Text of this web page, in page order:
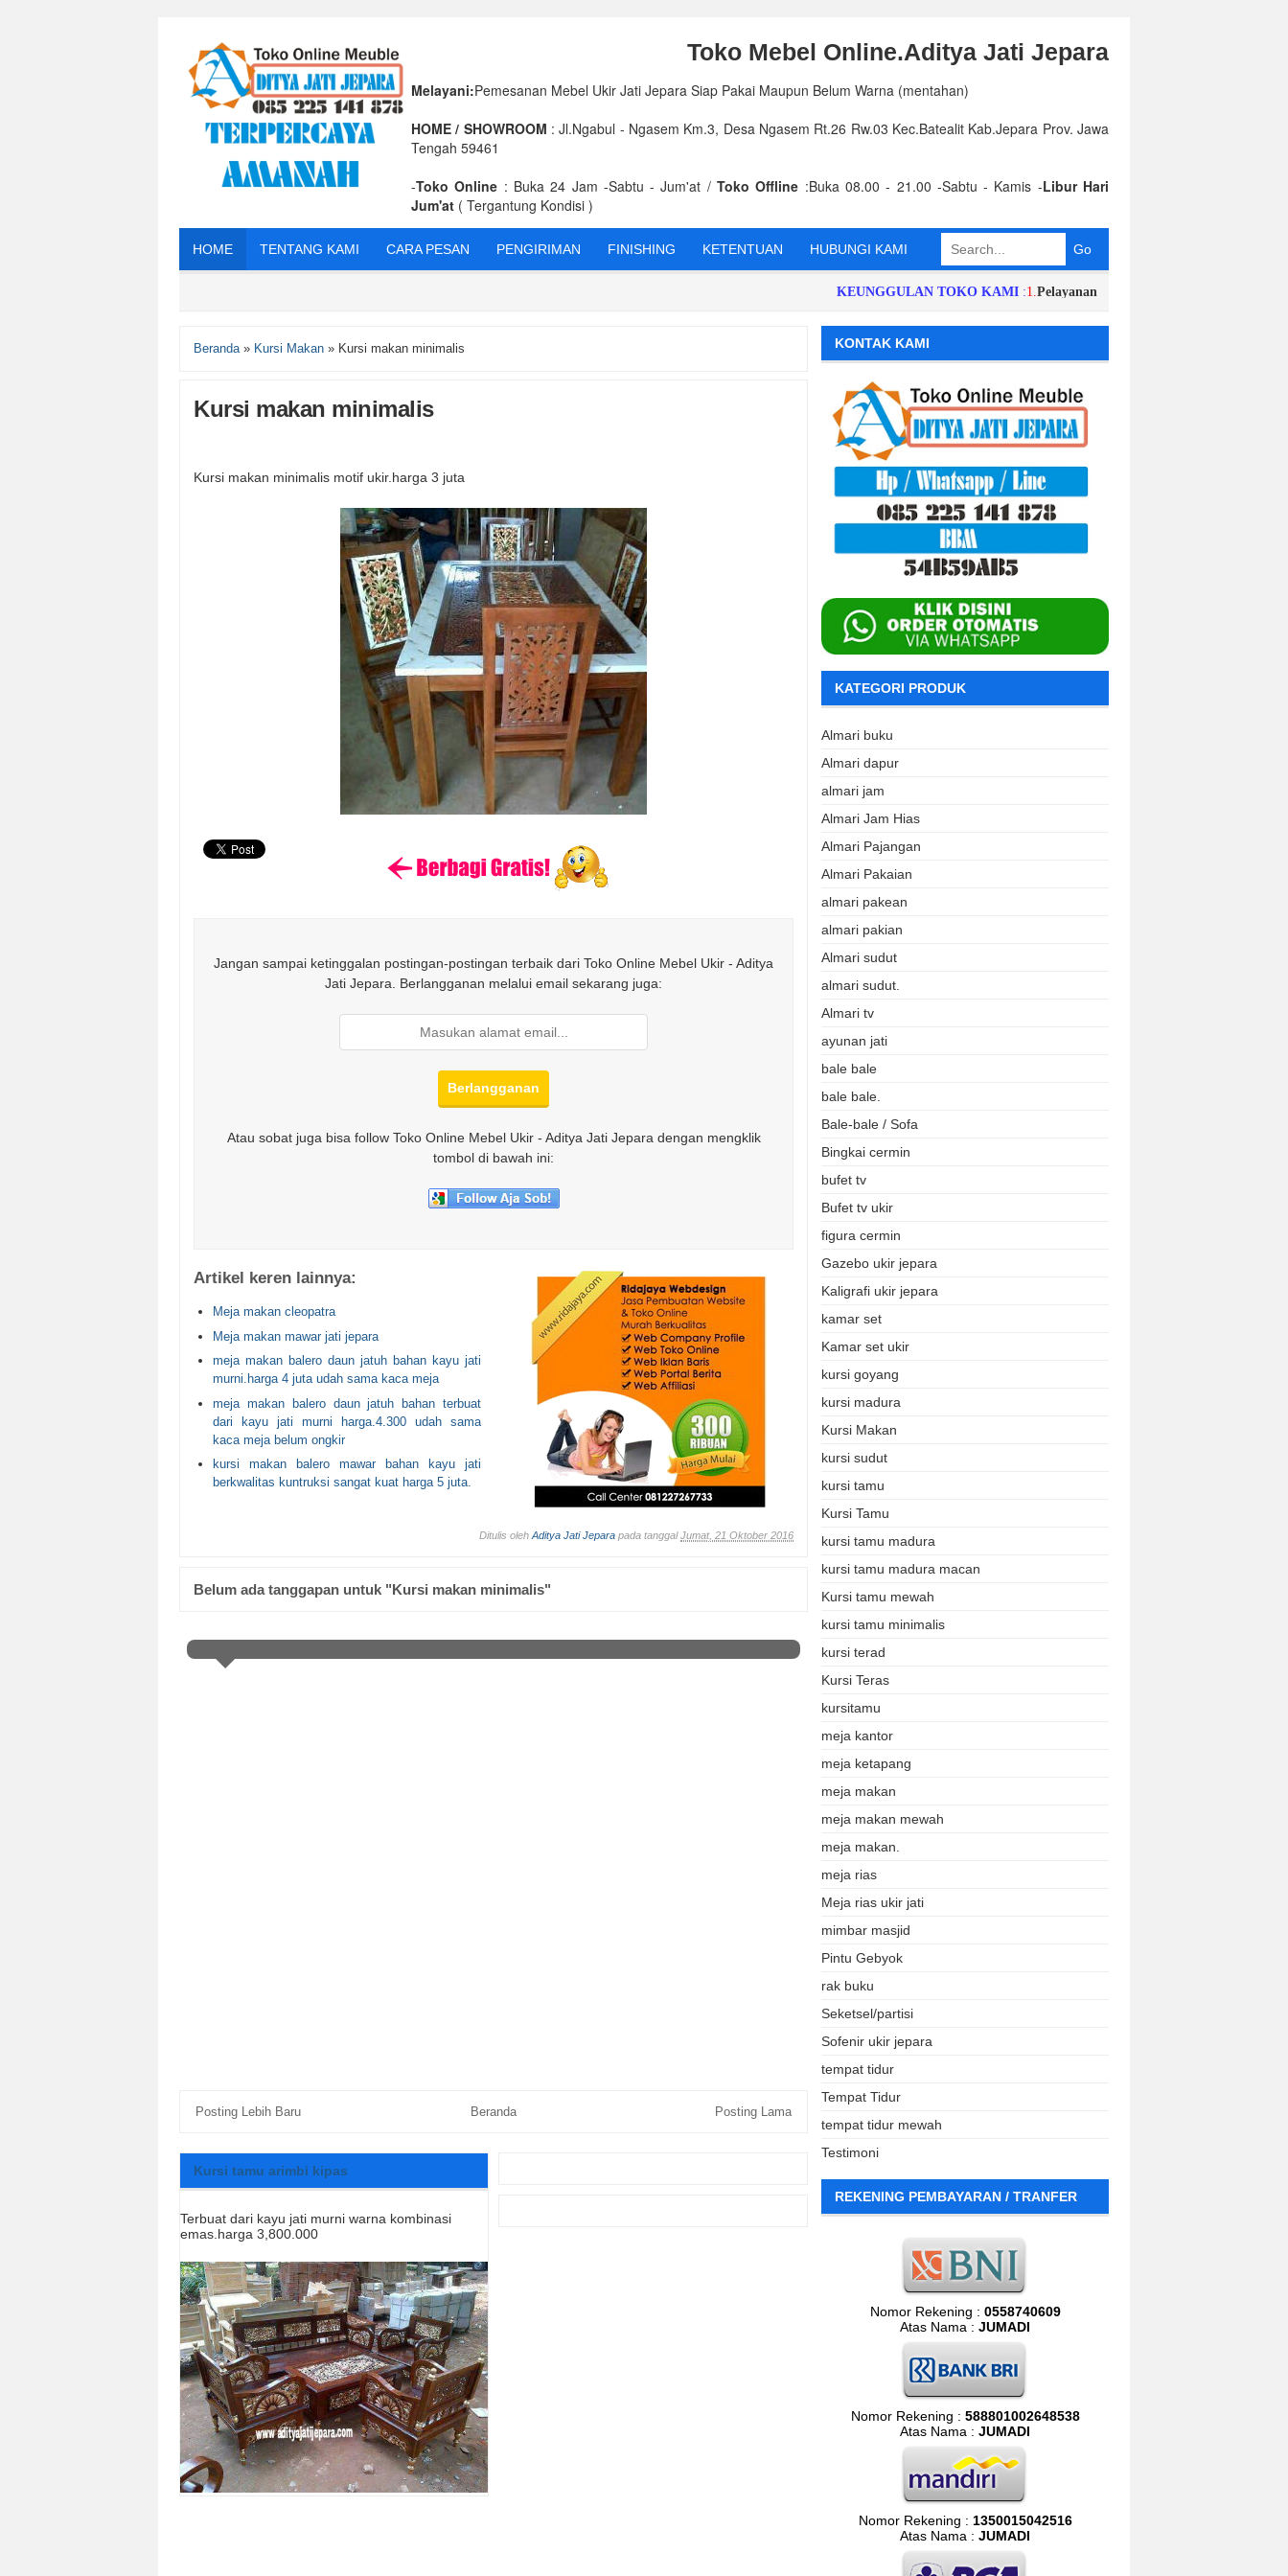
Toko Mebel Online.Aditya Jati Jepara
Melayani:Pemesanan Mebel Ukir Jati Jepara Siap Pakai Maupun Belum Warna (mentahan)
HOME / SHOWROOM : Jl.Ngabul - Ngasem Km.3, Desa Ngasem Rt.26 Rw.03 Kec.Batealit Kab.Jepara Prov. Jawa
Tengah 59461
-Toko Online : Buka 24 Jam -Sabtu - Jum'at /Toko Offline :Buka 08.00 - 21.00 -Sabtu - Kamis -Libur Hari
Jum'at ( Tergantung Kondisi )
HOME TENTANG KAMI CARA PESAN PENGIRIMAN FINISHING KETENTUAN HUBUNGI KAMI
KEUNGGULAN TOKO KAMI:1.Pelayanan dan Respon Order
Beranda» Kursi Makan » Kursi makan minimalis
Kursi makan minimalis
Kursi makan minimalis motif ukir.harga 3 juta
Jangan sampai ketinggalan postingan-postingan terbaik dari Toko Online Mebel Ukir - Aditya
Jati Jepara. Berlangganan melalui email sekarang juga:
Atau sobat juga bisa follow Toko Online Mebel Ukir - Aditya Jati Jepara dengan mengklik
tombol di bawah ini:
Artikel keren lainnya:
Meja makan cleopatra
Meja makan mawar jati jepara
meja makan balero daun jatuh bahan kayu jati
murni.harga 4 juta udah sama kaca meja
meja makan balero daun jatuh bahan terbuat
dari kayu jati murni harga.4.300 udah sama
kaca meja belum ongkir
kursi makan balero mawar bahan kayu jati
berkwalitas kuntruksi sangat kuat harga 5 juta.
Ditulis oleh Aditya Jati Jepara pada tanggalJumat, 21 Oktober 2016
Belum ada tanggapan untuk "Kursi makan minimalis"
Posting Lebih Baru Posting Lama
Beranda
Kursi tamu arimbi kipas
Terbuat dari kayu jati murni warna kombinasi
emas.harga 3,800.000
KONTAK KAMI
KATEGORI PRODUK
Almari buku
Almari dapur
almari jam
Almari Jam Hias
Almari Pajangan
Almari Pakaian
almari pakean
almari pakian
Almari sudut
almari sudut.
Almari tv
ayunan jati
bale bale
bale bale.
Bale-bale / Sofa
Bingkai cermin
bufet tv
Bufet tv ukir
figura cermin
Gazebo ukir jepara
Kaligrafi ukir jepara
kamar set
Kamar set ukir
kursi goyang
kursi madura
Kursi Makan
kursi sudut
kursi tamu
Kursi Tamu
kursi tamu madura
kursi tamu madura macan
Kursi tamu mewah
kursi tamu minimalis
kursi terad
Kursi Teras
kursitamu
meja kantor
meja ketapang
meja makan
meja makan mewah
meja makan.
meja rias
Meja rias ukir jati
mimbar masjid
Pintu Gebyok
rak buku
Seketsel/partisi
Sofenir ukir jepara
tempat tidur
Tempat Tidur
tempat tidur mewah
Testimoni
REKENING PEMBAYARAN / TRANFER
Nomor Rekening : 0558740609
Atas Nama : JUMADI
Nomor Rekening : 588801002648538
Atas Nama : JUMADI
Nomor Rekening : 1350015042516
Atas Nama : JUMADI